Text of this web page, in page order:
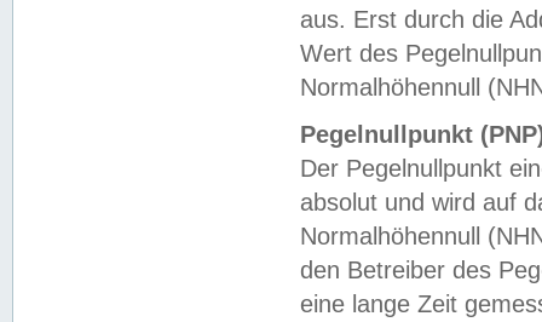
aus. Erst durch die
Wert des
Normalhöhennull
Pegelnullpunkt
Der Pegelnullpunkt
absolut und wird auf
Normalhöhennull
den Betreiber des
eine lange Zeit